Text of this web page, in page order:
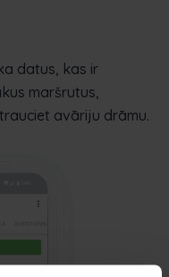
datus, kas ir
maršrutus,
avāriju drāmu.